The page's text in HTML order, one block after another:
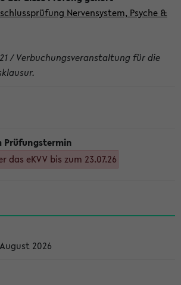
Nervensystem, Psyche &
21 / Verbuchungsveranstaltung für die
das eKVV bis zum 23.07.26
2026